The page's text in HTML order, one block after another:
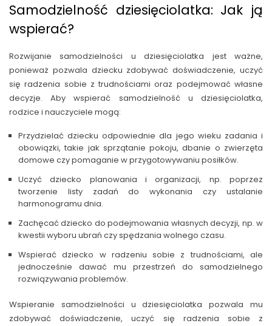
Samodzielność dziesięciolatka: Jak ją
wspierać?
Rozwijanie samodzielności u dziesięciolatka jest ważne,
ponieważ pozwala dziecku zdobywać doświadczenie, uczyć
się radzenia sobie z trudnościami oraz podejmować własne
decyzje. Aby wspierać samodzielność u dziesięciolatka,
rodzice i nauczyciele mogą:
Przydzielać dziecku odpowiednie dla jego wieku zadania i
obowiązki, takie jak sprzątanie pokoju, dbanie o zwierzęta
domowe czy pomaganie w przygotowywaniu posiłków.
Uczyć dziecko planowania i organizacji, np. poprzez
tworzenie listy zadań do wykonania czy ustalanie
harmonogramu dnia.
Zachęcać dziecko do podejmowania własnych decyzji, np. w
kwestii wyboru ubrań czy spędzania wolnego czasu.
Wspierać dziecko w radzeniu sobie z trudnościami, ale
jednocześnie dawać mu przestrzeń do samodzielnego
rozwiązywania problemów.
Wspieranie samodzielności u dziesięciolatka pozwala mu
zdobywać doświadczenie, uczyć się radzenia sobie z